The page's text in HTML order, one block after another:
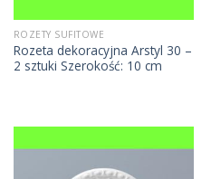
ROZETY SUFITOWE
Rozeta dekoracyjna Arstyl 30 –
2 sztuki Szerokość: 10 cm